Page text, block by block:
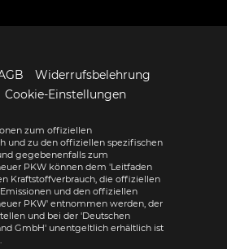
Widerrufsbelehrung
Cookie-Einstellungen
zum offiziellen
und zu den offiziellen spezifischen
gegebenenfalls zum
PKW können dem 'Leitfaden
Kraftstoffverbrauch, die offiziellen
und den offiziellen
PKW' entnommen werden, der
und bei der 'Deutschen
GmbH' unentgeltlich erhältlich ist